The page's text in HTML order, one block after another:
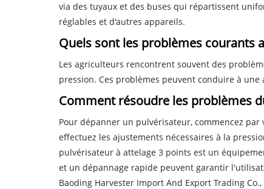
via des tuyaux et des buses qui répartissent
réglables et d'autres appareils.
Quels sont les problèmes courants
Les agriculteurs rencontrent souvent des
pression. Ces problèmes peuvent conduire à
Comment résoudre les problèmes
Pour dépanner un pulvérisateur, commencez
effectuez les ajustements nécessaires à la
pulvérisateur à attelage 3 points est un
et un dépannage rapide peuvent garantir
Baoding Harvester Import And Export Trading